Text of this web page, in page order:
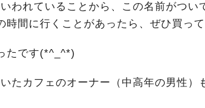
われていることから、この名前がつい
間に行くことがあったら、ぜひ買って
たです(*^_^*)
たカフェのオーナー（中高年の男性